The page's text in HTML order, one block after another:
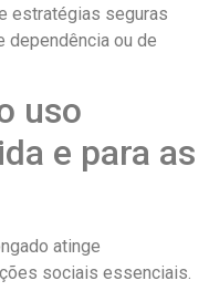
estratégias seguras
dependência ou de
uso
e para as
atinge
sociais essenciais.